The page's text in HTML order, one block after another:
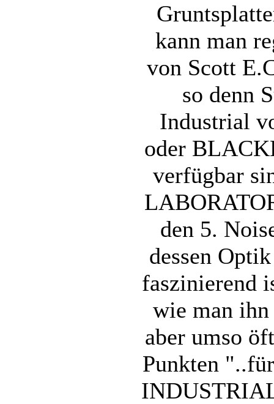
kann man
von Scott
so denn
Industrial
oder
verfügbar
den 5.
dessen
faszinierend
wie man
aber umso
Punkten